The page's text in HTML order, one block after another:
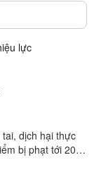
lực
dịch hại thực
bị phạt tới 200